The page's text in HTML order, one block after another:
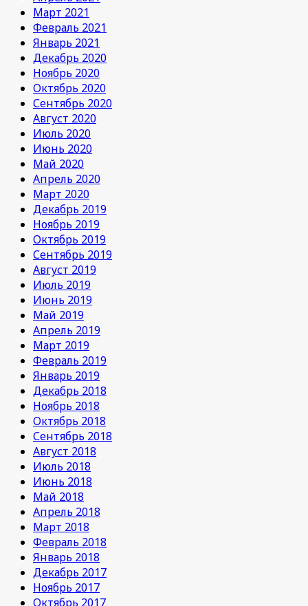
Март 2021
Февраль 2021
Январь 2021
Декабрь 2020
Ноябрь 2020
Октябрь 2020
Сентябрь 2020
Август 2020
Июль 2020
Июнь 2020
Май 2020
Апрель 2020
Март 2020
Декабрь 2019
Ноябрь 2019
Октябрь 2019
Сентябрь 2019
Август 2019
Июль 2019
Июнь 2019
Май 2019
Апрель 2019
Март 2019
Февраль 2019
Январь 2019
Декабрь 2018
Ноябрь 2018
Октябрь 2018
Сентябрь 2018
Август 2018
Июль 2018
Июнь 2018
Май 2018
Апрель 2018
Март 2018
Февраль 2018
Январь 2018
Декабрь 2017
Ноябрь 2017
Октябрь 2017